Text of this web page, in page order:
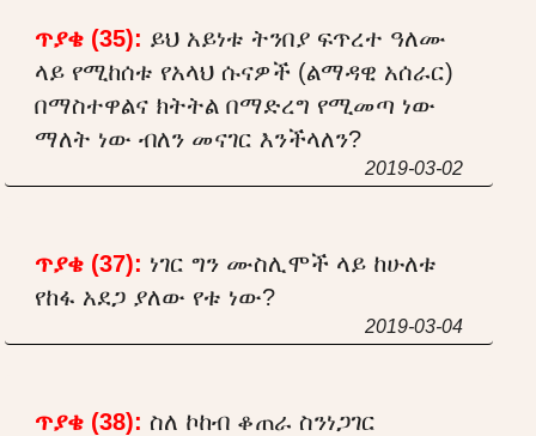
ጥያቄ (35): ይህ አይነቱ ትንበያ ፍጥረተ ዓለሙ
ላይ የሚከሰቱ የአላህ ሱናዎች (ልማዳዊ አሰራር)
በማስተዋልና ክትትል በማድረግ የሚመጣ ነው
ማለት ነው ብለን መናገር እንችላለን?
2019-03-02
ጥያቄ (37): ነገር ግን ሙስሊሞች ላይ ከሁለቱ
የከፋ አደጋ ያለው የቱ ነው?
2019-03-04
ጥያቄ (38): ስለ ኮከብ ቆጠራ ስንነጋገር